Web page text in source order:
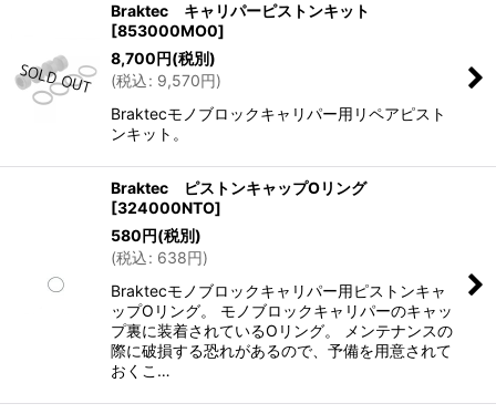
Braktec キャリパーピストンキット
[853000MO0]
8,700円(税別)
(税込: 9,570円)
Braktecモノブロックキャリパー用リペアピスト
ンキット。
Braktec ピストンキャップOリング
[324000NTO]
580円(税別)
(税込: 638円)
Braktecモノブロックキャリパー用ピストンキャ
ップOリング。 モノブロックキャリパーのキャッ
プ裏に装着されているOリング。 メンテナンスの
際に破損する恐れがあるので、予備を用意されて
おくこ…